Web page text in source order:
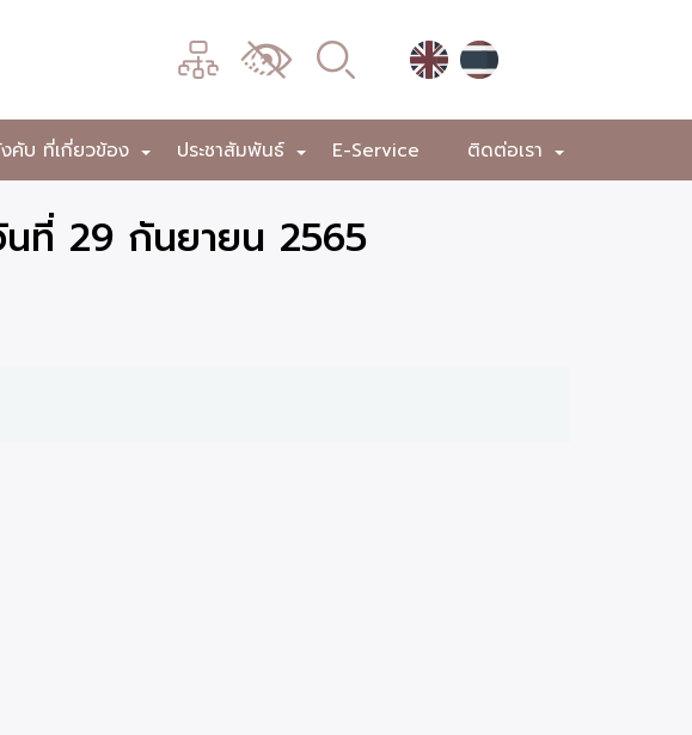
เมนู
เปลี่ยน
ผล
+
คับ ที่เกี่ยวข้อง +
ประชาสัมพันธ์ E-Service +
ติดต่อเรา
ที่ 29 กันยายน 2565